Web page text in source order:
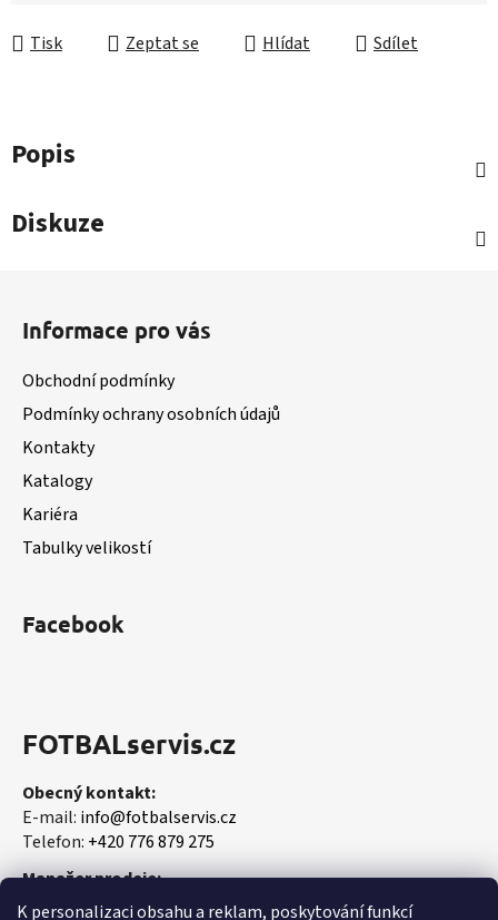
K personalizaci obsahu a reklam, poskytování funkcí
Tisk Zeptat se Hlídat Sdílet
Popis
Diskuze
Informace pro vás
Obchodní podmínky
Podmínky ochrany osobních údajů
Kontakty
Katalogy
Kariéra
Tabulky velikostí
Facebook
FOTBALservis.cz
Obecný kontakt:
E-mail: info@fotbalservis.cz
Telefon: +420 776 879 275
Manažer prodeje:
Martin Vališ